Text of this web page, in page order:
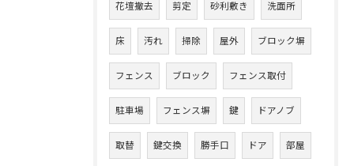
花壇撤去 剪定 砂利敷き 洗面所
床 汚れ 掃除 屋外 ブロック塀
フェンス ブロック フェンス取付
駐車場 フェンス塀 鍵 ドアノブ
取替 鍵交換 勝手口 ドア 部屋